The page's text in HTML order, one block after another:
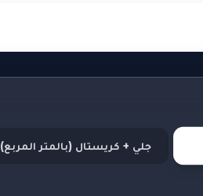
جلي + كريستال (بالمتر المربع)